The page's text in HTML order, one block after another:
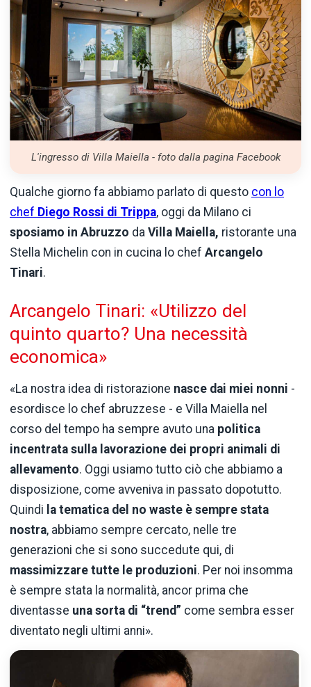
L'ingresso di Villa Maiella - foto dalla pagina Facebook
Qualche giorno fa abbiamo parlato di questo con lo
chef Diego Rossi di Trippa, oggi da Milano ci
sposiamo in Abruzzo da Villa Maiella, ristorante una
Stella Michelin con in cucina lo chef Arcangelo
Tinari.
Arcangelo Tinari: «Utilizzo del
quinto quarto? Una necessità
economica»
«La nostra idea di ristorazione nasce dai miei nonni -
esordisce lo chef abruzzese - e Villa Maiella nel
corso del tempo ha sempre avuto una politica
incentrata sulla lavorazione dei propri animali di
allevamento. Oggi usiamo tutto ciò che abbiamo a
disposizione, come avveniva in passato dopotutto.
Quindi la tematica del no waste è sempre stata
nostra, abbiamo sempre cercato, nelle tre
generazioni che si sono succedute qui, di
massimizzare tutte le produzioni. Per noi insomma
è sempre stata la normalità, ancor prima che
diventasse una sorta di “trend” come sembra esser
diventato negli ultimi anni».